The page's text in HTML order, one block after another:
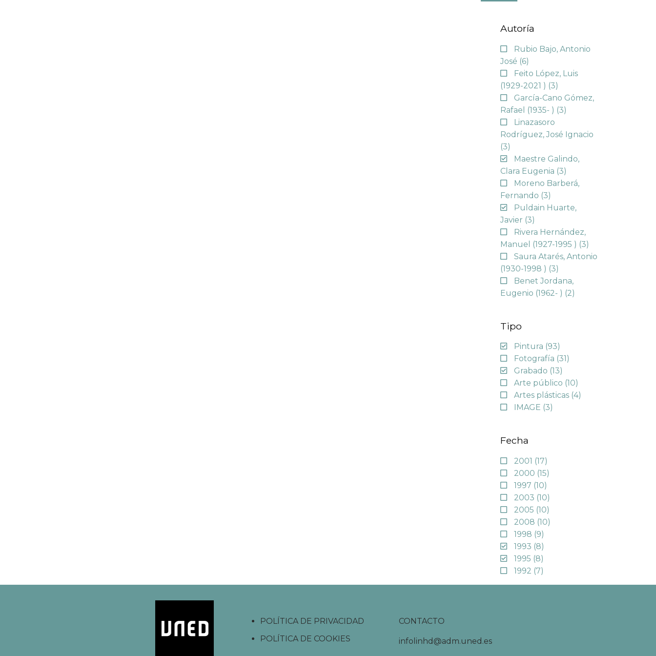
Autoría
Rubio Bajo, Antonio
José (6)
Feito López, Luis
(1929-2021 ) (3)
García-Cano Gómez,
Rafael (1935- ) (3)
Linazasoro
Rodríguez, José Ignacio
(3)
Maestre Galindo,
Clara Eugenia (3)
Moreno Barberá,
Fernando (3)
Puldain Huarte,
Javier (3)
Rivera Hernández,
Manuel (1927-1995 ) (3)
Saura Atarés, Antonio
(1930-1998 ) (3)
Benet Jordana,
Eugenio (1962- ) (2)
Tipo
Pintura (93)
Fotografía (31)
Grabado (13)
Arte público (10)
Artes plásticas (4)
IMAGE (3)
Fecha
2001 (17)
2000 (15)
1997 (10)
2003 (10)
2005 (10)
2008 (10)
1998 (9)
1993 (8)
1995 (8)
1992 (7)
POLÍTICA DE PRIVACIDAD
POLÍTICA DE COOKIES
CONTACTO
infolinhd@adm.uned.es